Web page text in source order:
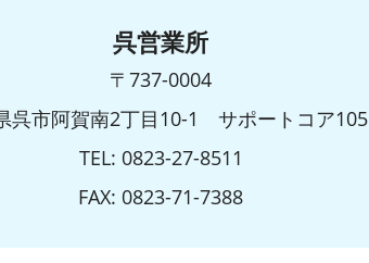
呉営業所
〒737-0004
呉市阿賀南2丁目10-1 サポートコア105
TEL: 0823-27-8511
FAX: 0823-71-7388